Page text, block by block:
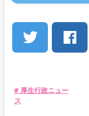
# 厚生行政ニュー
ス